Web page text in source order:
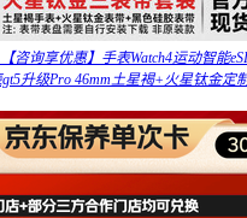
咨询享优惠】手表Watch4运动智能
升级Pro 46mm土星褐+火星钛金定